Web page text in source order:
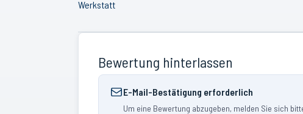
Werkstatt
Bewertung hinterlassen
E-Mail-Bestätigung erforderlich
Um eine Bewertung abzugeben, melden Sie sich